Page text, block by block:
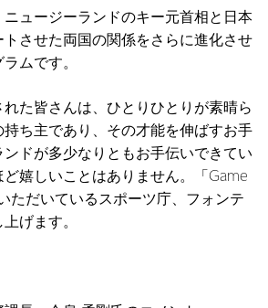
ニュージーランドのキー元首相と日本
させた両国の関係をさらに進化させ
ムです。
た皆さんは、ひとりひとりが素晴ら
持ち主であり、その才能を伸ばすお手
ドが多少なりともお手伝いできてい
嬉しいことはありません。「Game
ただいているスポーツ庁、フォンテ
げます。